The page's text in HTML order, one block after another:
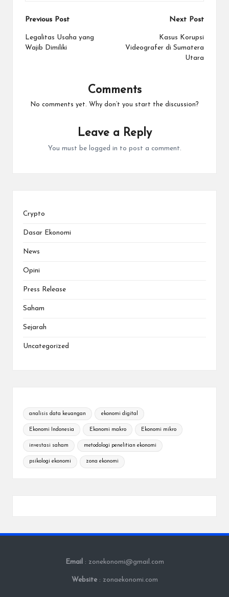
Post
navigation
Previous Post
Legalitas Usaha yang
Wajib Dimiliki
Next Post
Kasus Korupsi
Videografer di Sumatera
Utara
Comments
No comments yet. Why don’t you start the discussion?
Leave a Reply
You must be logged in to post a comment.
Crypto
Dasar Ekonomi
News
Opini
Press Release
Saham
Sejarah
Uncategorized
analisis data keuangan ekonomi digital
Ekonomi Indonesia Ekonomi makro Ekonomi mikro
investasi saham metodologi penelitian ekonomi
psikologi ekonomi zona ekonomi
Email : zonekonomi@gmail.com
Website : zonaekonomi.com